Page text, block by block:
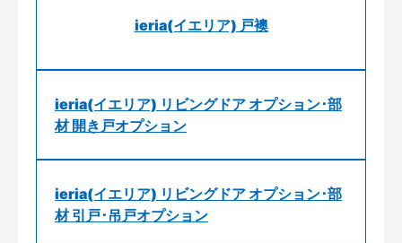
ieria(イエリア) 戸襖
ieria(イエリア) リビングドア オプション･部
材 開き戸オプション
ieria(イエリア) リビングドア オプション･部
材 引戸･吊戸オプション